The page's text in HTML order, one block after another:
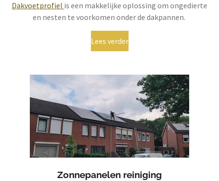
Dakvoetprofiel is een makkelijke oplossing om ongedierte
en nesten te voorkomen onder de dakpannen.
Lees verder
Zonnepanelen reiniging